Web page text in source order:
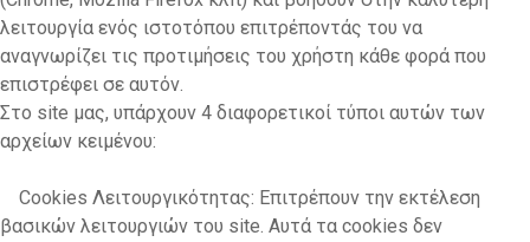
λειτουργία ενός ιστοτόπου επιτρέποντάς του να
αναγνωρίζει τις προτιμήσεις του χρήστη κάθε φορά που
επιστρέφει σε αυτόν.
Στο site μας, υπάρχουν 4 διαφορετικοί τύποι αυτών των
αρχείων κειμένου:
Cookies Λειτουργικότητας: Επιτρέπουν την εκτέλεση
βασικών λειτουργιών του site. Αυτά τα cookies δεν